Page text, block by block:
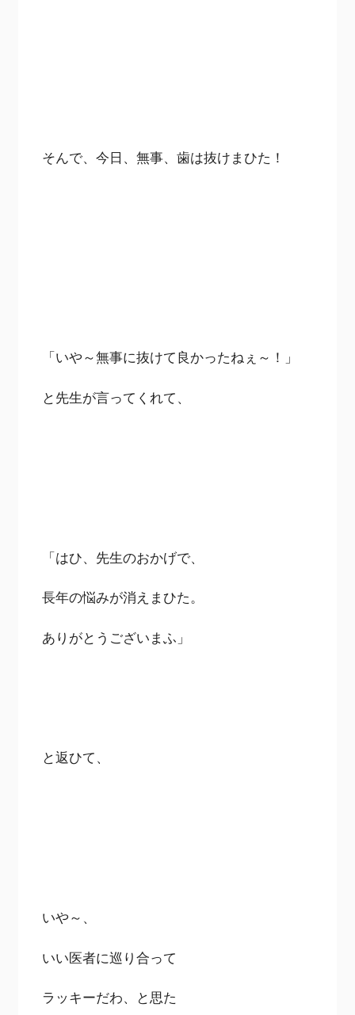
そんで、今日、無事、歯は抜けまひた！
「いや～無事に抜けて良かったねぇ～！」
と先生が言ってくれて、
「はひ、先生のおかげで、
長年の悩みが消えまひた。
ありがとうございまふ」
と返ひて、
いや～、
いい医者に巡り合って
ラッキーだわ、と思た